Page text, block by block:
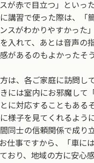
が赤で目立つ」といっ
講習で使った際は、「
ンスがわかりやすかった
入れて、あとは音声の
があるのもよかったそう
は、各ご家庭に訪問し
には室内にお邪魔して
に対応することもある
様子を見てくれるよう
同士の信頼関係で成り
仕事ですから、「車に
おり、地域の方に安心